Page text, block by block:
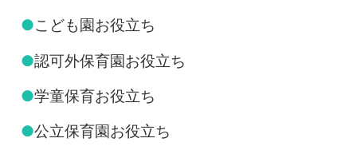
●こども園お役立ち
●認可外保育園お役立ち
●学童保育お役立ち
●公立保育園お役立ち